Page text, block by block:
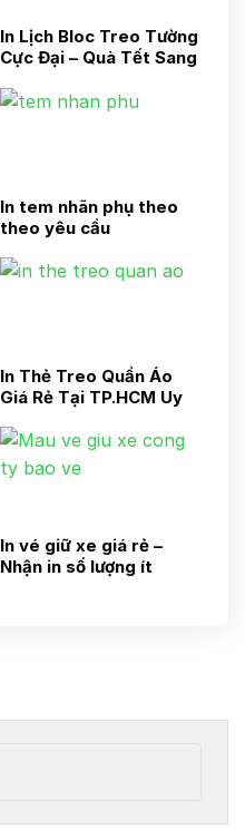
In Lịch Bloc Treo Tường
Cực Đại – Quà Tết Sang
In tem nhãn phụ theo
theo yêu cầu
In Thẻ Treo Quần Áo
Giá Rẻ Tại TP.HCM Uy
In vé giữ xe giá rẻ –
Nhận in số lượng ít